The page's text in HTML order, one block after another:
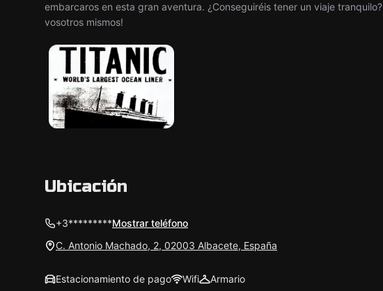
embarcaros en esta gran aventura. ¿Conseguiréis tener un viaje
vosotros mismos!
Ubicación
+3*********Mostrar teléfono
C. Antonio Machado, 2, 02003 Albacete, España
Estacionamiento de pago Wifi Armario